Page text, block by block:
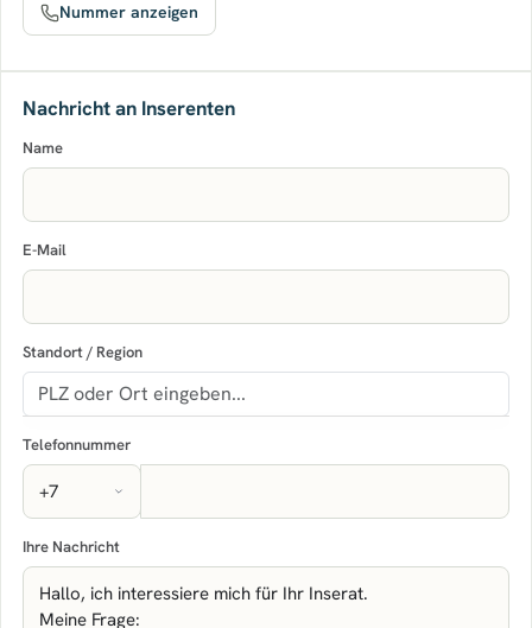
Nummer anzeigen
Nachricht an Inserenten
Name
E-Mail
Standort / Region
Telefonnummer
Ihre Nachricht